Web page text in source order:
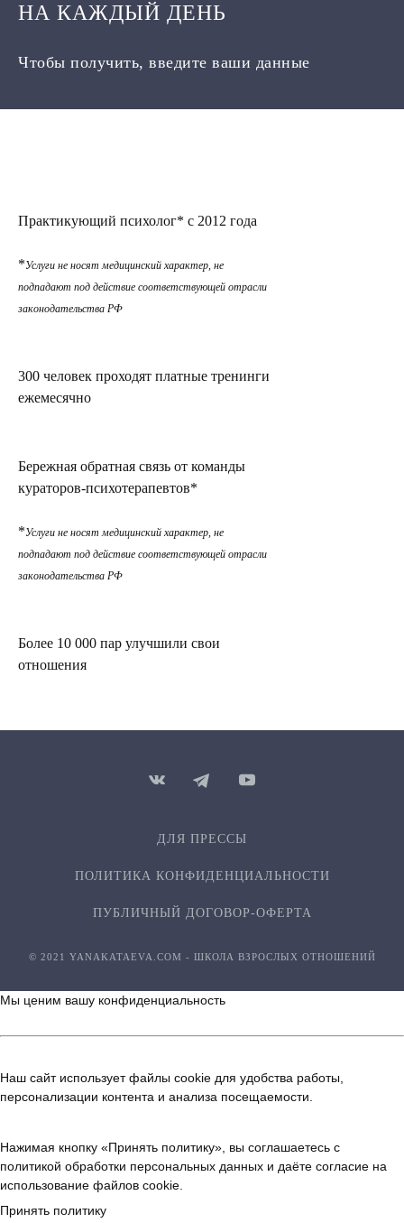
НА КАЖДЫЙ ДЕНЬ
Чтобы получить, введите ваши данные
Практикующий психолог* с 2012 года
*Услуги не носят медицинский характер, не
подпадают под действие соответствующей отрасли
законодательства РФ
300 человек проходят платные тренинги
ежемесячно
Бережная обратная связь от команды
кураторов-психотерапевтов*
*Услуги не носят медицинский характер, не
подпадают под действие соответствующей отрасли
законодательства РФ
Более 10 000 пар улучшили свои
отношения
© 2021 YANAKATAEVA.COM - ШКОЛА ВЗРОСЛЫХ ОТНОШЕНИЙ
ДЛЯ ПРЕССЫ
ПОЛИТИКА КОНФИДЕН­ЦИ­АЛЬ­НОСТИ
ПУБЛИЧНЫЙ ДОГОВОР-ОФЕРТА
Мы ценим вашу конфиденциальность
Наш сайт использует файлы cookie для удобства работы,
персонализации контента и анализа посещаемости.
Нажимая кнопку «Принять политику», вы соглашаетесь с
политикой обработки персональных данных и даёте согласие на
использование файлов cookie.
Принять политику